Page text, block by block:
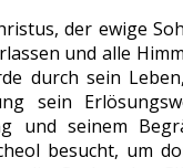
der ewige
und alle
durch sein
sein
und seinem
besucht, um